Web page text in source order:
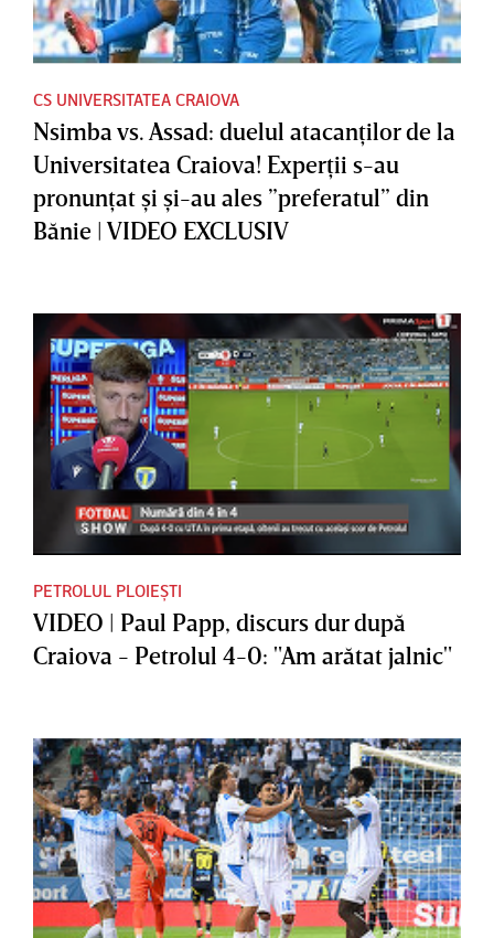
CS UNIVERSITATEA CRAIOVA
Nsimba vs. Assad: duelul atacanţilor de la
Universitatea Craiova! Experţii s-au
pronunţat şi şi-au ales ”preferatul” din
Bănie | VIDEO EXCLUSIV
PETROLUL PLOIEȘTI
VIDEO | Paul Papp, discurs dur după
Craiova - Petrolul 4-0: "Am arătat jalnic"